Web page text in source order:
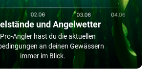
und Angelwetter
Angler hast du die aktuellen
an deinen Gewässern
immer im Blick.